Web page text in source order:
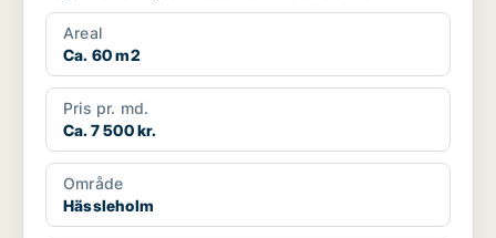
Areal
Ca. 60 m2
Pris pr. md.
Ca. 7 500 kr.
Område
Hässleholm